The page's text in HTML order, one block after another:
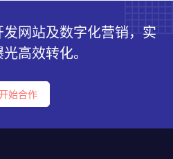
网站及数字化营销，实
高效转化。
始合作